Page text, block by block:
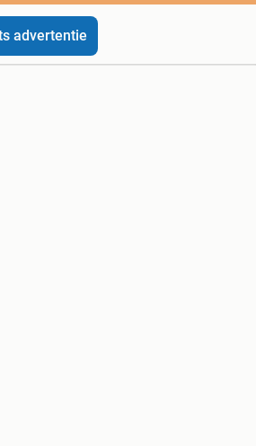
advertentie